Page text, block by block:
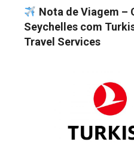
Nota de Viagem –
Seychelles com
Travel Services